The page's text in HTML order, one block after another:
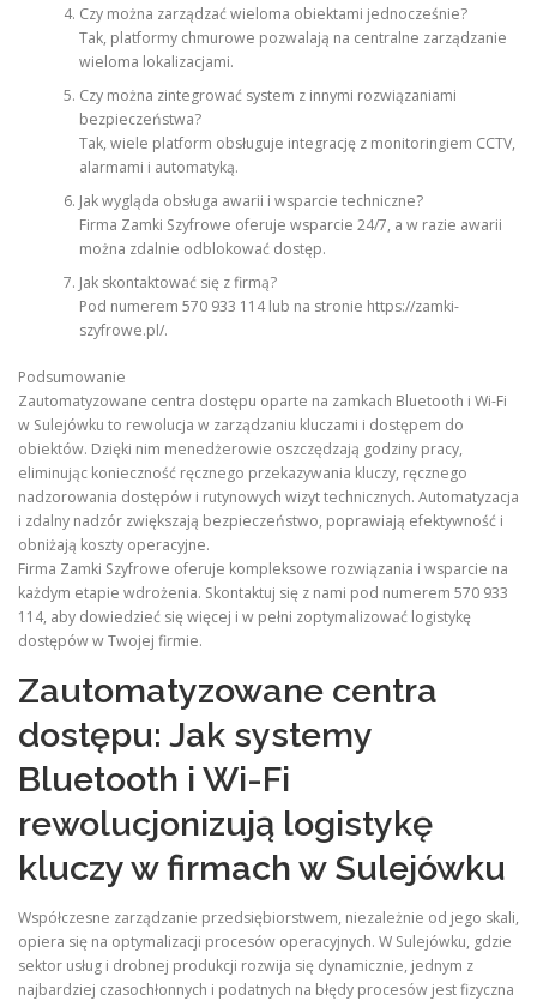
Czy można zarządzać wieloma obiektami jednocześnie?
Tak, platformy chmurowe pozwalają na centralne zarządzanie
wieloma lokalizacjami.
Czy można zintegrować system z innymi rozwiązaniami
bezpieczeństwa?
Tak, wiele platform obsługuje integrację z monitoringiem CCTV,
alarmami i automatyką.
Jak wygląda obsługa awarii i wsparcie techniczne?
Firma Zamki Szyfrowe oferuje wsparcie 24/7, a w razie awarii
można zdalnie odblokować dostęp.
Jak skontaktować się z firmą?
Pod numerem 570 933 114 lub na stronie https://zamki-
szyfrowe.pl/.
Podsumowanie
Zautomatyzowane centra dostępu oparte na zamkach Bluetooth i Wi-Fi
w Sulejówku to rewolucja w zarządzaniu kluczami i dostępem do
obiektów. Dzięki nim menedżerowie oszczędzają godziny pracy,
eliminując konieczność ręcznego przekazywania kluczy, ręcznego
nadzorowania dostępów i rutynowych wizyt technicznych. Automatyzacja
i zdalny nadzór zwiększają bezpieczeństwo, poprawiają efektywność i
obniżają koszty operacyjne.
Firma Zamki Szyfrowe oferuje kompleksowe rozwiązania i wsparcie na
każdym etapie wdrożenia. Skontaktuj się z nami pod numerem 570 933
114, aby dowiedzieć się więcej i w pełni zoptymalizować logistykę
dostępów w Twojej firmie.
Zautomatyzowane centra
dostępu: Jak systemy
Bluetooth i Wi-Fi
rewolucjonizują logistykę
kluczy w firmach w Sulejówku
Współczesne zarządzanie przedsiębiorstwem, niezależnie od jego skali,
opiera się na optymalizacji procesów operacyjnych. W Sulejówku, gdzie
sektor usług i drobnej produkcji rozwija się dynamicznie, jednym z
najbardziej czasochłonnych i podatnych na błędy procesów jest fizyczna